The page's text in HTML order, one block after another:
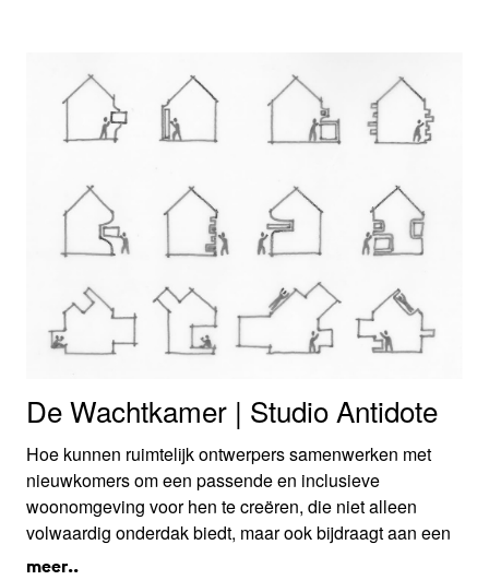
De Wachtkamer | Studio Antidote
Hoe kunnen ruimtelijk ontwerpers samenwerken met
nieuwkomers om een passende en inclusieve
woonomgeving voor hen te creëren, die niet alleen
volwaardig onderdak biedt, maar ook bijdraagt aan een
volwaardige deelname aan de samenleving?
meer..